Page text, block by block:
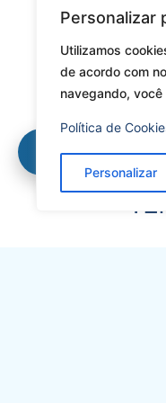
Personalizar
Utilizamos
de acordo com
navegando,
Política de
Personalizar
Resultado de